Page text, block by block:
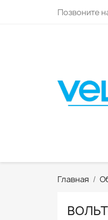
Позвоните
Главная